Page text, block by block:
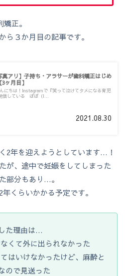
正。
ら３か月目の記事です。
真アリ】子持ち・アラサーが歯科矯正はじめ
ヶ月目】
にちは！Instagramで『笑って泣けてタメになる育児
信している ぽぽ（I...
2021.08.30
2年を迎えようとしています…！
が、途中で妊娠をしてしまった
部分もあり…。
くらいかかる予定です。
た理由は…
くて外に出られなかった
はいけなかったけど、麻酔と
ので見送った